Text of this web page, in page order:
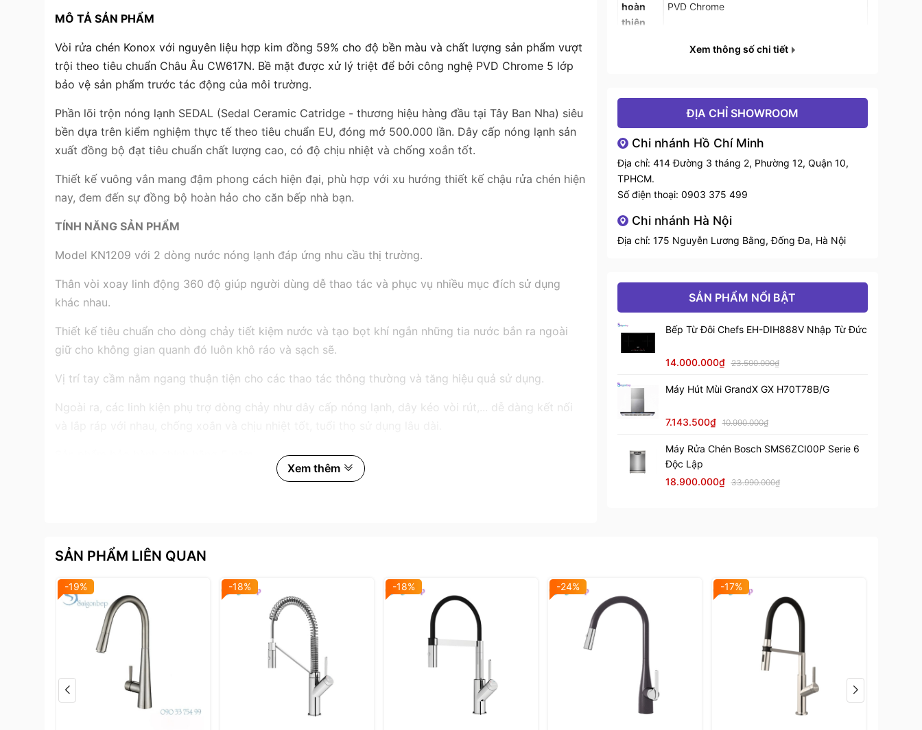
MÔ TẢ SẢN PHẨM
Vòi rửa chén Konox với nguyên liệu hợp kim đồng 59% cho độ bền màu và chất lượng sản phẩm vượt
trội theo tiêu chuẩn Châu Âu CW617N. Bề mặt được xử lý triệt để bởi công nghệ PVD Chrome 5 lớp
bảo vệ sản phẩm trước tác động của môi trường.
Phần lõi trộn nóng lạnh SEDAL (Sedal Ceramic Catridge - thương hiệu hàng đầu tại Tây Ban Nha) siêu
bền dựa trên kiểm nghiệm thực tế theo tiêu chuẩn EU, đóng mở 500.000 lần. Dây cấp nóng lạnh sản
xuất đồng bộ đạt tiêu chuẩn chất lượng cao, có độ chịu nhiệt và chống xoắn tốt.
Thiết kế vuông vắn mang đậm phong cách hiện đại, phù hợp với xu hướng thiết kế chậu rửa chén hiện
nay, đem đến sự đồng bộ hoàn hảo cho căn bếp nhà bạn.
TÍNH NĂNG SẢN PHẨM
Model KN1209 với 2 dòng nước nóng lạnh đáp ứng nhu cầu thị trường.
Thân vòi xoay linh động 360 độ giúp người dùng dễ thao tác và phục vụ nhiều mục đích sử dụng
khác nhau.
Thiết kế tiêu chuẩn cho dòng chảy tiết kiệm nước và tạo bọt khí ngắn những tia nước bắn ra ngoài
giữ cho không gian quanh đó luôn khô ráo và sạch sẽ.
Vị trí tay cầm nằm ngang thuận tiện cho các thao tác thông thường và tăng hiệu quả sử dụng.
Ngoài ra, các linh kiện phụ trợ dòng chảy như dây cấp nóng lạnh, dây kéo vòi rút,... dễ dàng kết nối
Xem thêm
hoàn
thiện
PVD Chrome
Linh
Neoperl (Thụy Sỹ)
Chất
liệu chế
tạo
Hợp kim đồng 59%, xử lý bề mặt công
Thiết kế Kiểu dáng sang trọng, hiện đại
Phụ
01 đôi dây cấp nước nóng lạnh dài 60 cm
Xem thông số chi tiết
ĐỊA CHỈ SHOWROOM
Chi nhánh Hồ Chí Minh
Địa chỉ: 414 Đường 3 tháng 2, Phường 12, Quận 10,
TPHCM.
Số điện thoại: 0903 375 499
Chi nhánh Hà Nội
Địa chỉ: 175 Nguyễn Lương Bằng, Đống Đa, Hà Nội
SẢN PHẨM NỔI BẬT
Bếp Từ Đôi Chefs EH-DIH888V Nhập Từ Đức
14.000.000₫ 23.500.000₫
Máy Hút Mùi GrandX GX H70T78B/G
7.143.500₫ 10.990.000₫
Máy Rửa Chén Bosch SMS6ZCI00P Serie 6
Độc Lập
18.900.000₫ 33.990.000₫
SẢN PHẨM LIÊN QUAN
-19% -18% -18% -24% -17%